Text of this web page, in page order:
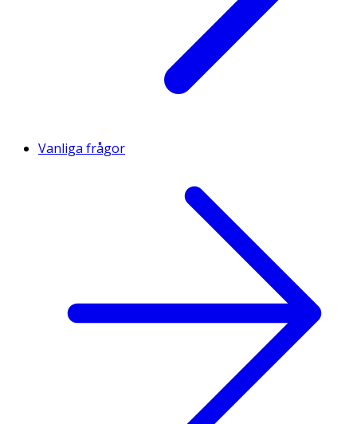
Vanliga frågor